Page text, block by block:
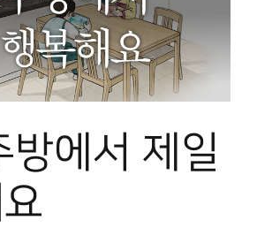
방에서 제일